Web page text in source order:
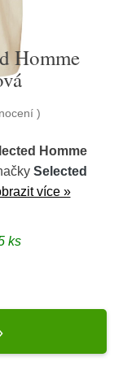
Homme
)
Homme
Selected
více »
ks